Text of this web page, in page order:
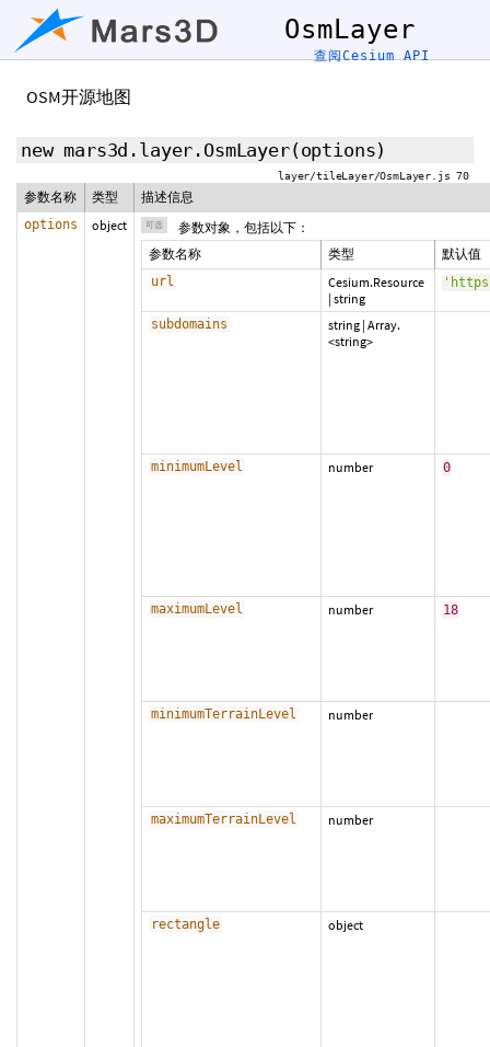
OsmLayer
查阅Cesium API
OSM开源地图
new mars3d.layer.OsmLayer(options)
layer/tileLayer/OsmLayer.js 70
参数名称 类型 描述信息
options object 可选
参数对象，包括以下：
参数名称
类型 默认值
url
Cesium.Resource
| string
subdomains string | Array.
<string>
minimumLevel number 0
maximumLevel number 18
minimumTerrainLevel number
maximumTerrainLevel number
rectangle object